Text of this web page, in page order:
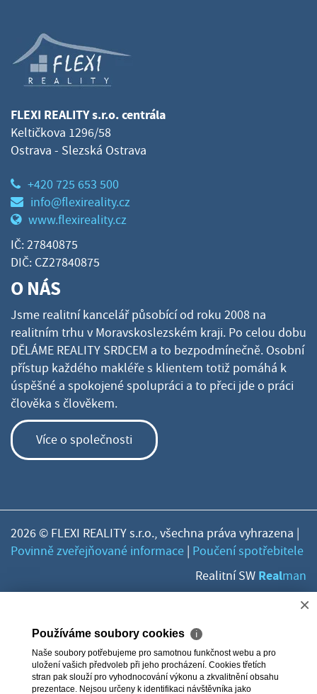
FLEXI REALITY s.r.o. centrála
Keltičkova 1296/58
Ostrava - Slezská Ostrava
+420 725 653 500
info@flexireality.cz
www.flexireality.cz
IČ: 27840875
DIČ: CZ27840875
O NÁS
Jsme realitní kancelář působící od roku 2008 na
realitním trhu v Moravskoslezském kraji. Po celou dobu
DĚLÁME REALITY SRDCEM a to bezpodmínečně. Osobní
přístup každého makléře s klientem totiž pomáhá k
úspěšné a spokojené spolupráci a to přeci jde o práci
člověka s člověkem.
Více o společnosti
2026 © FLEXI REALITY s.r.o., všechna práva vyhrazena |
Povinně zveřejňované informace | Poučení spotřebitele
Realitní SW Realman
×
Používáme soubory cookies ℹ
Naše soubory potřebujeme pro samotnou funkčnost webu a pro
uložení vašich předvoleb při jeho procházení. Cookies třetích
stran pak slouží pro vyhodnocování výkonu a zkvalitnění obsahu
prezentace. Nejsou určeny k identifikaci návštěvníka jako